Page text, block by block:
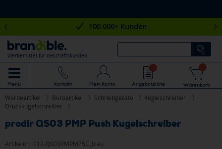
100.000+ Kunden
Werbemittel für Geschäftskunden
Menü Kontakt Mein Konto Angebotsliste Warenkorb
Werbeartikel Büroartikel Schreibgeräte
Kugelschreiber
Druckkugelschreiber
prodir QS03 PMP Push Kugelschreiber
Artikelnr.: 012-QS03PMPM75C_blau